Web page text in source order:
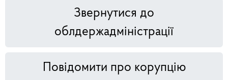
Звернутися до
облдержадміністрації
Повідомити про корупцію